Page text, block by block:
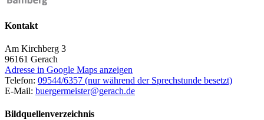
Kontakt
Am Kirchberg 3
96161 Gerach
Adresse in Google Maps anzeigen
Telefon: 09544/6357 (nur während der Sprechstunde besetzt)
E-Mail: buergermeister@gerach.de
Bildquellenverzeichnis